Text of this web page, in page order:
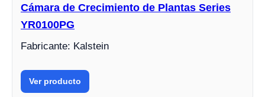
Cámara de Crecimiento de Plantas Series
YR0100PG
Fabricante: Kalstein
Ver producto